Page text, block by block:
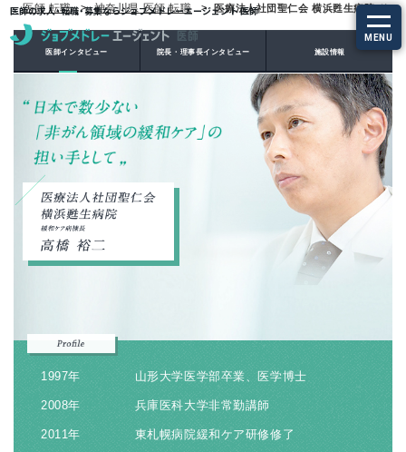
医師の求人・転職・募集ならジョブメドレーエージェント 医師
MENU
常勤の求人
定期非常勤の求人
特集から探す
サービスの流れ
キャリアアドバイザー紹介
医師 転職 神奈川県 医師 転職 医療法人社団聖仁会 横浜甦生病院 ドク
医師インタビュー 院長・理事長インタビュー 施設情報
1997年 山形大学医学部卒業、医学博士
2008年 兵庫医科大学非常勤講師
2011年 東札幌病院緩和ケア研修修了